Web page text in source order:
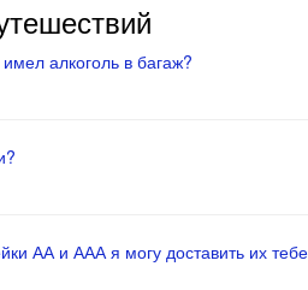
алкоголь в багаж?
АА и ААА я могу доставить их